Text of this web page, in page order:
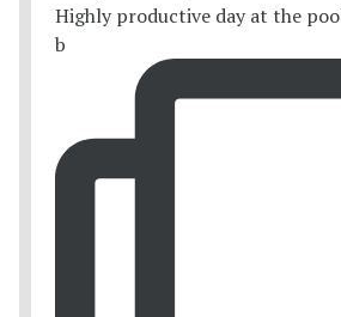
Highly productive day at the
b